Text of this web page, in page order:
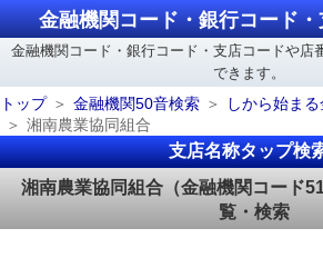
金融機関コード・銀行コード
金融機関コード・銀行コード・支店コードや店
できます。
トップ
金融機関50音検索
しから始ま
湘南農業協同組合
支店名称タップ検
湘南農業協同組合（金融機関コード
覧・検索